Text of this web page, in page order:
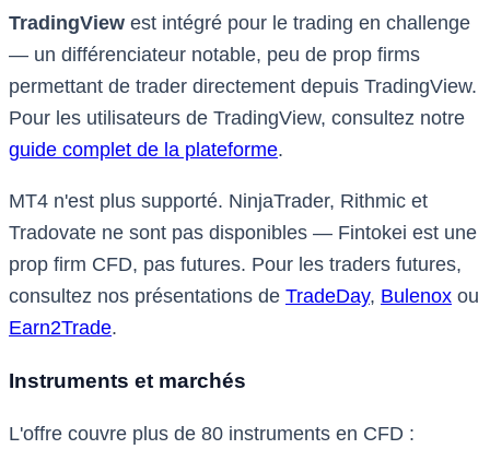
TradingView est intégré pour le trading en challenge
— un différenciateur notable, peu de prop firms
permettant de trader directement depuis TradingView.
Pour les utilisateurs de TradingView, consultez notre
guide complet de la plateforme.
MT4 n'est plus supporté. NinjaTrader, Rithmic et
Tradovate ne sont pas disponibles — Fintokei est une
prop firm CFD, pas futures. Pour les traders futures,
consultez nos présentations de TradeDay, Bulenox ou
Earn2Trade.
Instruments et marchés
L'offre couvre plus de 80 instruments en CFD :